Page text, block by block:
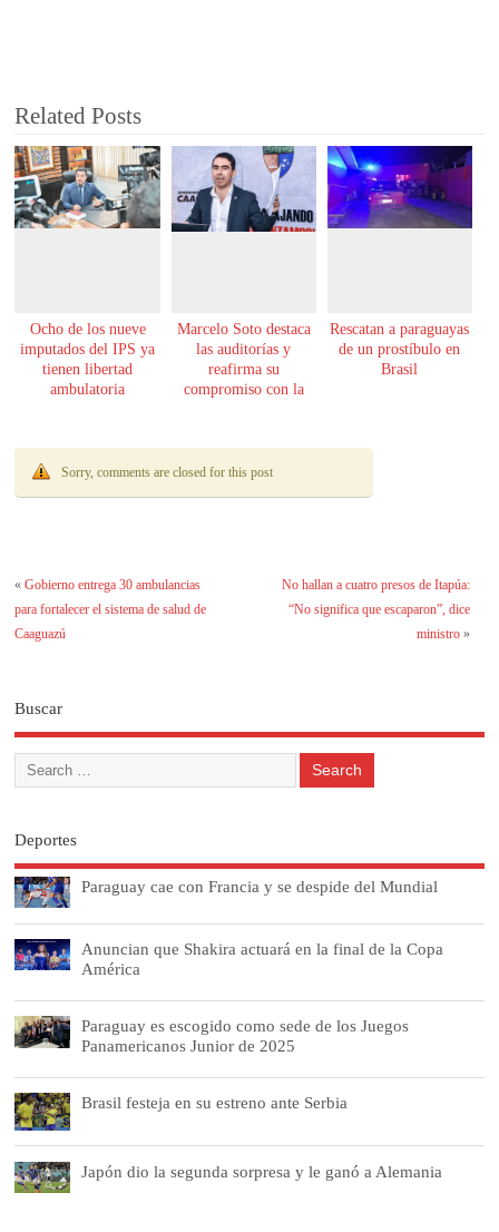
Related Posts
Ocho de los nueve
imputados del IPS ya
tienen libertad
ambulatoria
Marcelo Soto destaca
las auditorías y
reafirma su
compromiso con la
Rescatan a paraguayas
de un prostíbulo en
Brasil
Sorry, comments are closed for this post
«Gobierno entrega 30 ambulancias
para fortalecer el sistema de salud de
Caaguazú
No hallan a cuatro presos de Itapúa:
“No significa que escaparon”, dice
ministro»
Buscar
Deportes
Paraguay cae con Francia y se despide del Mundial
Anuncian que Shakira actuará en la final de la Copa
América
Paraguay es escogido como sede de los Juegos
Panamericanos Junior de 2025
Brasil festeja en su estreno ante Serbia
Japón dio la segunda sorpresa y le ganó a Alemania